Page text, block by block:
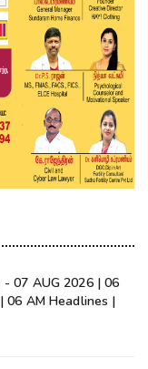
- 07 AUG 2026 | 06
AM Headlines |